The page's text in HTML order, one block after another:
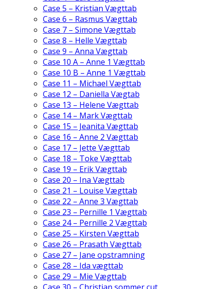
Case 5 – Kristian Vægttab
Case 6 – Rasmus Vægttab
Case 7 – Simone Vægttab
Case 8 – Helle Vægttab
Case 9 – Anna Vægttab
Case 10 A – Anne 1 Vægttab
Case 10 B – Anne 1 Vægttab
Case 11 – Michael Vægttab
Case 12 – Daniella Vægtab
Case 13 – Helene Vægttab
Case 14 – Mark Vægttab
Case 15 – Jeanita Vægttab
Case 16 – Anne 2 Vægttab
Case 17 – Jette Vægttab
Case 18 – Toke Vægttab
Case 19 – Erik Vægttab
Case 20 – Ina Vægttab
Case 21 – Louise Vægttab
Case 22 – Anne 3 Vægttab
Case 23 – Pernille 1 Vægttab
Case 24 – Pernille 2 Vægttab
Case 25 – Kirsten Vægttab
Case 26 – Prasath Vægttab
Case 27 – Jane opstramning
Case 28 – Ida vægttab
Case 29 – Mie Vægttab